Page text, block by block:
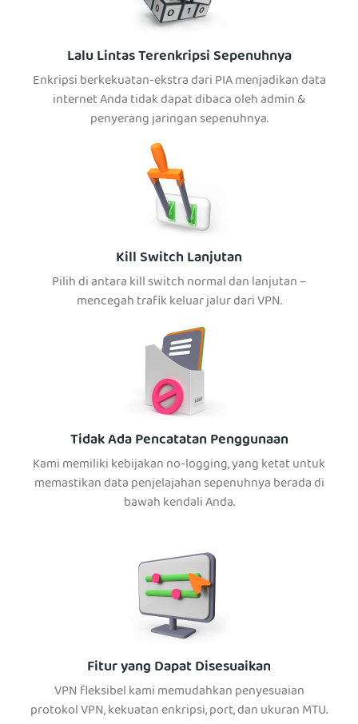
Lalu Lintas Terenkripsi Sepenuhnya
Enkripsi berkekuatan-ekstra dari PIA menjadikan data
internet Anda tidak dapat dibaca oleh admin &
penyerang jaringan sepenuhnya.
Kill Switch Lanjutan
Pilih di antara kill switch normal dan lanjutan –
mencegah trafik keluar jalur dari VPN.
Tidak Ada Pencatatan Penggunaan
Kami memiliki kebijakan no-logging, yang ketat untuk
memastikan data penjelajahan sepenuhnya berada di
bawah kendali Anda.
Fitur yang Dapat Disesuaikan
VPN fleksibel kami memudahkan penyesuaian
protokol VPN, kekuatan enkripsi, port, dan ukuran MTU.